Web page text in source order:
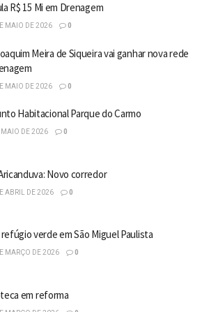
R$ 15 Mi em Drenagem
MAIO DE 2026 0
Meira de Siqueira vai ganhar nova rede
MAIO DE 2026 0
Habitacional Parque do Carmo
MAIO DE 2026 0
Novo corredor
ABRIL DE 2026 0
verde em São Miguel Paulista
MARÇO DE 2026 0
em reforma